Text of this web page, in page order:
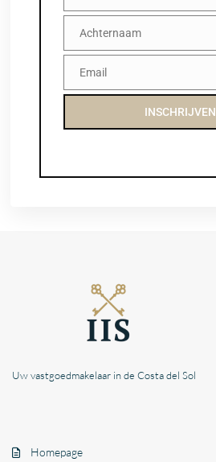
Achternaam
Achternaam
EmailEmail
INSCHRIJVEN
Uw vastgoedmakelaar in de Costa del Sol
Homepage